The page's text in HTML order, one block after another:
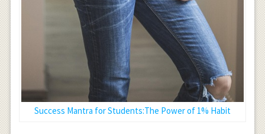
Success Mantra for Students:The Power of 1% Habit